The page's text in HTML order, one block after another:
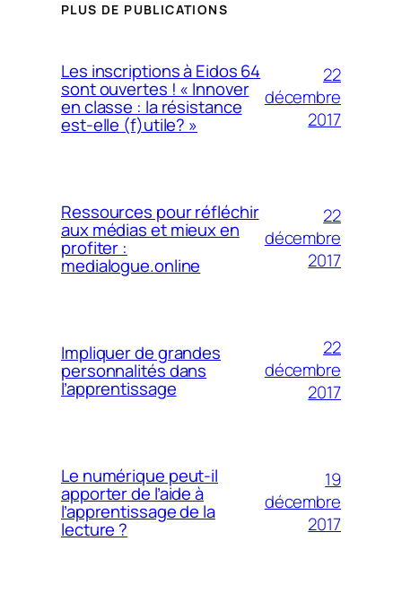
PLUS DE PUBLICATIONS
Les inscriptions à Eidos 64
sont ouvertes ! « Innover
en classe : la résistance
est-elle (f)utile? »
22
décembre
2017
Ressources pour réfléchir
aux médias et mieux en
profiter :
medialogue.online
22
décembre
2017
Impliquer de grandes
personnalités dans
l’apprentissage
22
décembre
2017
Le numérique peut-il
apporter de l’aide à
l’apprentissage de la
lecture ?
19
décembre
2017